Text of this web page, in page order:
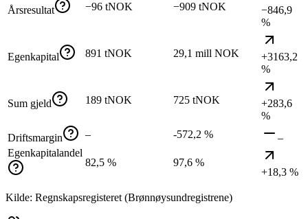
Årsresultat −96 tNOK −909 tNOK
−846,9
%
Egenkapital 891 tNOK 29,1 mill NOK
+3163,2
%
Sum gjeld 189 tNOK 725 tNOK
+283,6
%
Driftsmargin
– -572,2 %
–
Egenkapitalandel
82,5 %
97,6 %
+18,3 %
Kilde: Regnskapsregisteret (Brønnøysundregistrene)